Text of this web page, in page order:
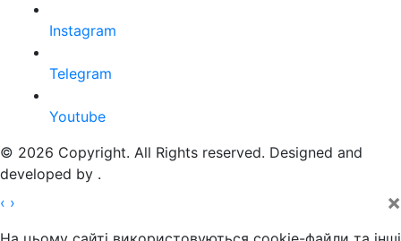
Instagram
Telegram
Youtube
© 2026 Copyright. All Rights reserved. Designed and
developed by .
‹ › ×